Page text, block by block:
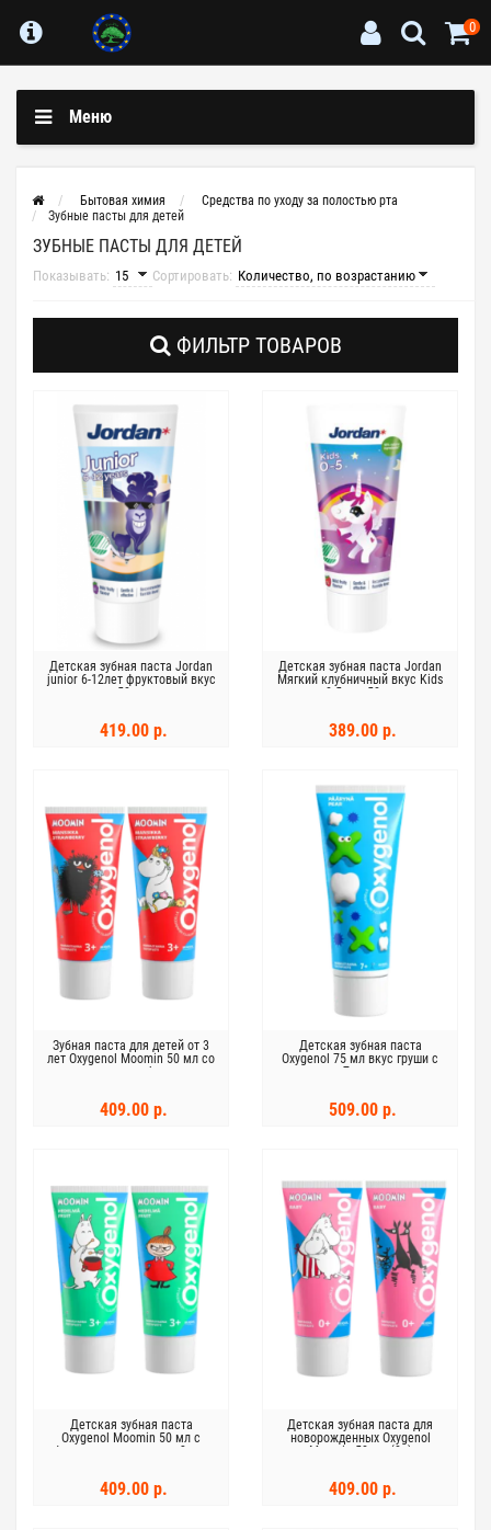
0
Меню
Бытовая химия
Средства по уходу за полостью рта
Зубные пасты для детей
ЗУБНЫЕ ПАСТЫ ДЛЯ ДЕТЕЙ
Показывать: Сортировать:
ФИЛЬТР ТОВАРОВ
Детская зубная паста Jordan
junior 6-12лет фруктовый вкус
50мл
419.00 р.
Детская зубная паста Jordan
Мягкий клубничный вкус Kids
0-5 лет 50мл
389.00 р.
Зубная паста для детей от 3
лет Oxygenol Moomin 50 мл со
вкусом клубники
409.00 р.
Детская зубная паста
Oxygenol 75 мл вкус груши с
7+ лет
509.00 р.
Детская зубная паста
Oxygenol Moomin 50 мл с
фруктовым вкусом от 3 лет
409.00 р.
Детская зубная паста для
новорожденных Oxygenol
Moomin 50 мл (0+)
409.00 р.